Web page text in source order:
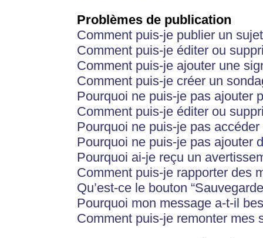
Problèmes de publication
Comment puis-je publier un
Comment puis-je éditer ou
Comment puis-je ajouter une
Comment puis-je créer un
Pourquoi ne puis-je pas ajouter
Comment puis-je éditer ou
Pourquoi ne puis-je pas
Pourquoi ne puis-je pas ajouter
Pourquoi ai-je reçu un
Comment puis-je rapporter des
Qu’est-ce le bouton
Pourquoi mon message a-t-il
Comment puis-je remonter mes